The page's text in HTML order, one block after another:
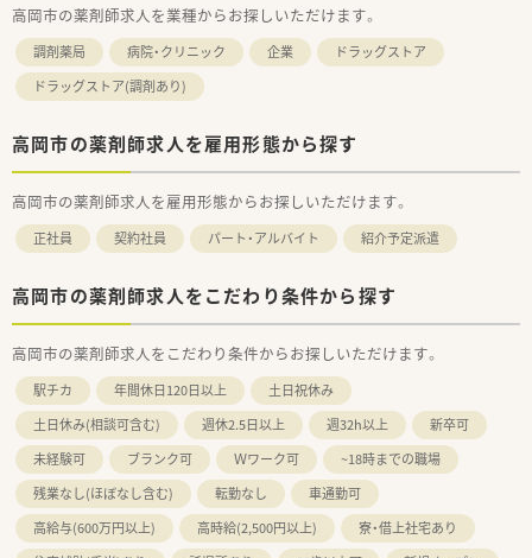
高岡市の薬剤師求人を業種からお探しいただけます。
調剤薬局 病院・クリニック 企業
ドラッグストア
ドラッグストア(調剤あり)
高岡市の薬剤師求人を雇用形態から探す
高岡市の薬剤師求人を雇用形態からお探しいただけます。
正社員 契約社員 パート・アルバイト 紹介予定派遣
高岡市の薬剤師求人をこだわり条件から探す
高岡市の薬剤師求人をこだわり条件からお探しいただけます。
駅チカ 年間休日120日以上
土日祝休み
土日休み(相談可含む)
週休2.5日以上 週32h以上
新卒可
未経験可
ブランク可 Ｗワーク可
~18時までの職場
残業なし(ほぼなし含む)
転勤なし
車通勤可
高給与(600万円以上)
高時給(2,500円以上)
寮・借上社宅あり